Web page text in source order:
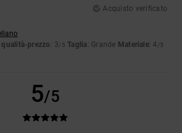
Acquisto verificato
qualità-prezzo : 3/5 Taglia: Grande Materiale: 4 /5
5/5